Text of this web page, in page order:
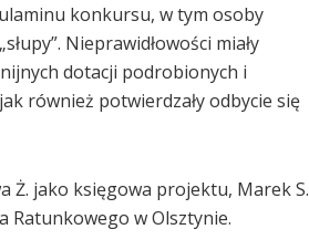
konkursu, w tym osoby
Nieprawidłowości miały
dotacji podrobionych i
również potwierdzały odbycie się
Ż. jako księgowa projektu, Marek S.
Ratunkowego w Olsztynie.